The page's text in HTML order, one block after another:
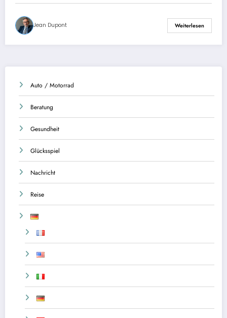
Jean Dupont Weiterlesen
Auto / Motorrad
Beratung
Gesundheit
Glücksspiel
Nachricht
Reise